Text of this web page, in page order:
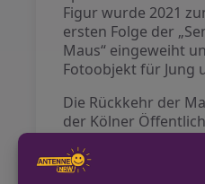
Figur wurde 2021
ersten Folge der
Maus“ eingeweiht
Fotoobjekt für Jung
Die Rückkehr der
der Kölner
der Stadt darstellt,
schöne